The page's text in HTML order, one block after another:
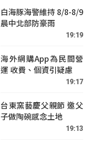
白海豚海警維持 8/8-8/9
晨中北部防豪雨
19:19
海外網購App為民間營
運 收費、個資引疑慮
19:17
台東窯藝慶父親節 邀父
子做陶碗感念土地
19:13